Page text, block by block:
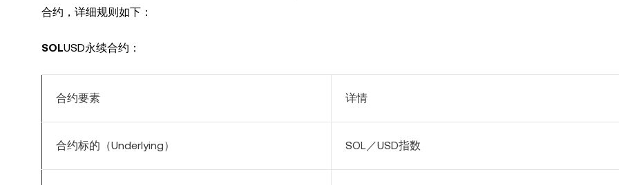
合约，详细规则如下：
SOLUSD永续合约：
合约要素 详情
合约标的（Underlying） SOL／USD指数